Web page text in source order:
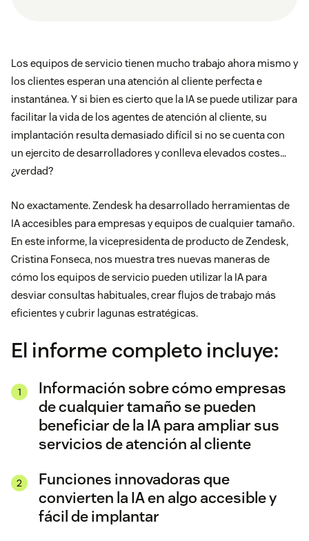
Los equipos de servicio tienen mucho trabajo ahora mismo y
los clientes esperan una atención al cliente perfecta e
instantánea. Y si bien es cierto que la IA se puede utilizar para
facilitar la vida de los agentes de atención al cliente, su
implantación resulta demasiado difícil si no se cuenta con
un ejercito de desarrolladores y conlleva elevados costes…
¿verdad?
No exactamente. Zendesk ha desarrollado herramientas de
IA accesibles para empresas y equipos de cualquier tamaño.
En este informe, la vicepresidenta de producto de Zendesk,
Cristina Fonseca, nos muestra tres nuevas maneras de
cómo los equipos de servicio pueden utilizar la IA para
desviar consultas habituales, crear flujos de trabajo más
eficientes y cubrir lagunas estratégicas.
El informe completo incluye:
Información sobre cómo empresas
de cualquier tamaño se pueden
beneficiar de la IA para ampliar sus
servicios de atención al cliente
Funciones innovadoras que
convierten la IA en algo accesible y
fácil de implantar